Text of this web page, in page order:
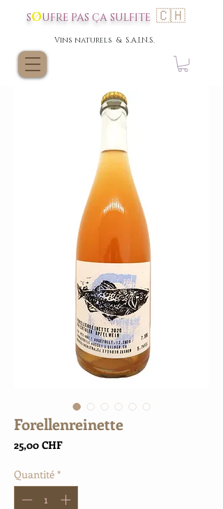
SØUFRE PAS ÇA SULFITE 🇨🇭
Vins naturels & S.A.I.N.S.
Forellenreinette
25,00 CHFPrix
Quantité *